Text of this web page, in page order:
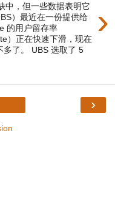
›
中，但一些数据表明它
）最近在一份提供给
的用户留存率
）正在快速下滑，现在
多了。 UBS 选取了 5
›